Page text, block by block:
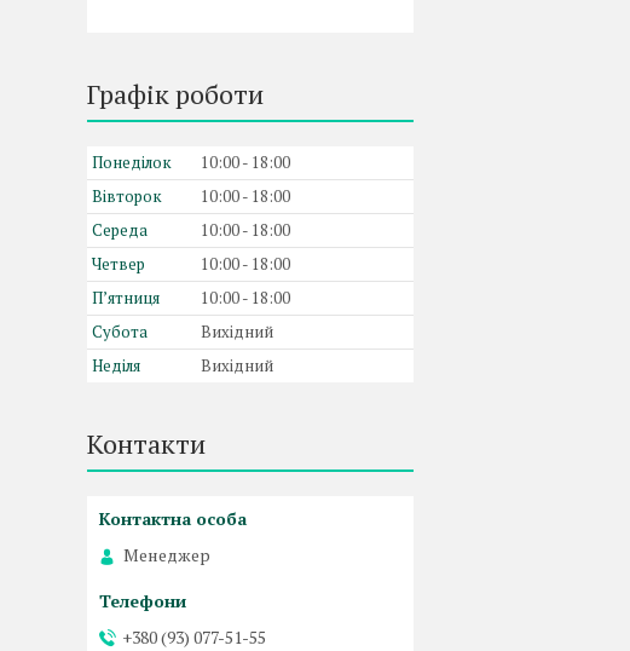
Графік роботи
Понеділок 10:00
18:00
Вівторок
10:00
18:00
Середа
10:00
18:00
Четвер
10:00
18:00
Пʼятниця
10:00
18:00
Субота
Вихідний
Неділя
Вихідний
Контакти
Менеджер
+380 (93) 077-51-55